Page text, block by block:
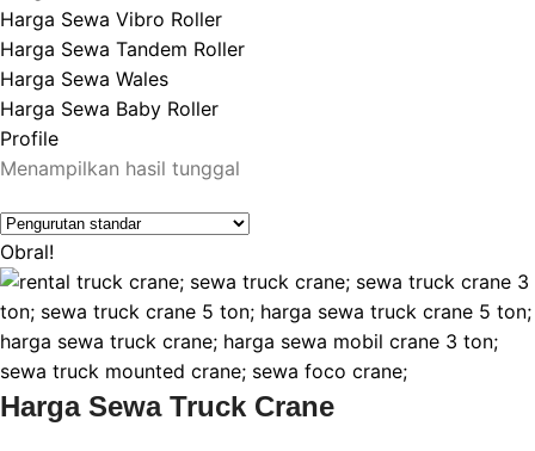
Harga Sewa Vibro Roller
Harga Sewa Tandem Roller
Harga Sewa Wales
Harga Sewa Baby Roller
Profile
Menampilkan hasil tunggal
Obral!
Harga Sewa Truck Crane